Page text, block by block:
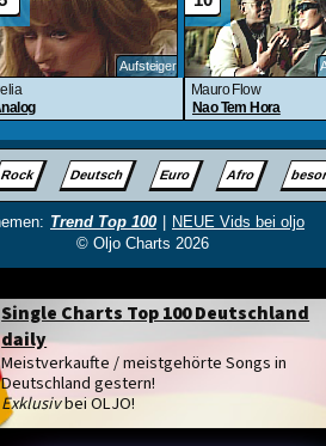
Single Charts Top 100 Deutschland
daily
Meistverkaufte / meistgehörte Songs in
Deutschland gestern!
Exklusivbei OLJO!